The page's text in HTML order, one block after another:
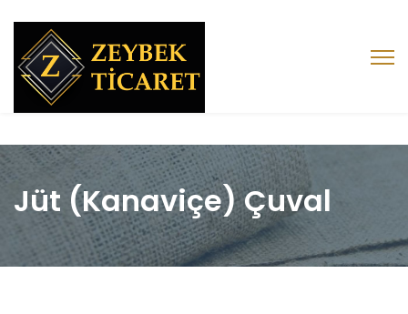
Jüt (Kanaviçe) Çuval